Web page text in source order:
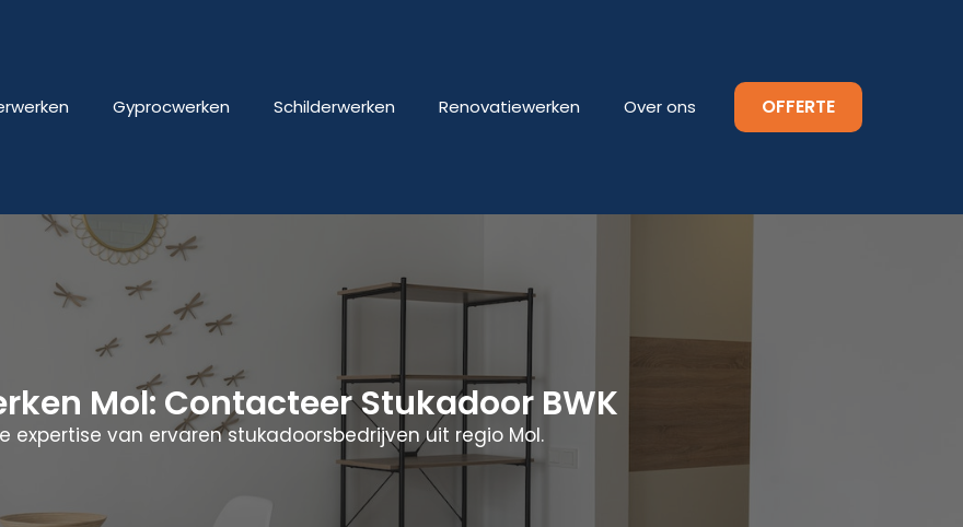
Gyprocwerken Schilderwerken Renovatiewerken Over ons OFFERTE
Mol: Contacteer Stukadoor BWK
expertise van ervaren stukadoorsbedrijven uit regio Mol.